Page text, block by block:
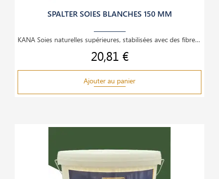
SPALTER SOIES BLANCHES 150 MM
KANA Soies naturelles supérieures, stabilisées avec des fibres synthétiques. Recommandées pour
Prix
20,81 €
Ajouter au panier